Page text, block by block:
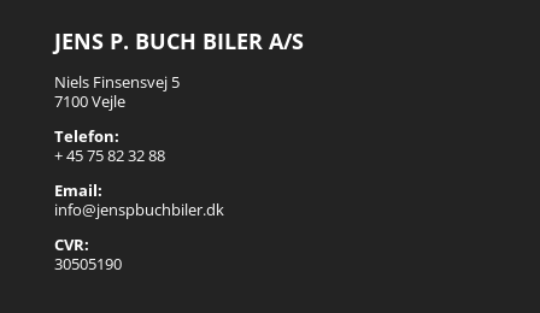
JENS P. BUCH BILER A/S
Niels Finsensvej 5
7100 Vejle
Telefon:
+ 45 75 82 32 88
Email:
info@jenspbuchbiler.dk
CVR:
30505190